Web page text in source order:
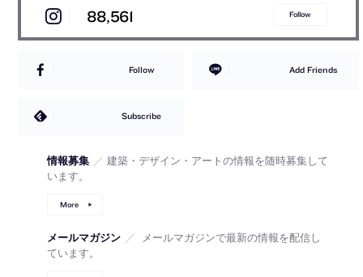
88,561 Follow
Follow Add Friends
Subscribe
情報募集 ／ 建築・デザイン・アートの情報を随時募集して
います。
More
メールマガジン ／
メールマガジンで最新の情報を配信し
ています。